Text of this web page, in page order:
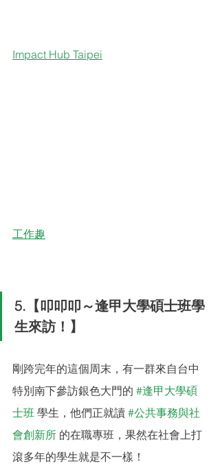
Impact Hub Taipei
工作趣
5.【叩叩叩～逢甲大學碩士班學
生來訪！】
剛跨完年的這個周末，有一群來自台中
特別南下參訪銀色大門的 #逢甲大學碩
士班 學生，他們正就讀 #公共事務與社
會創新所 的在職專班，果然在社會上打
滾多年的學生就是不一樣！